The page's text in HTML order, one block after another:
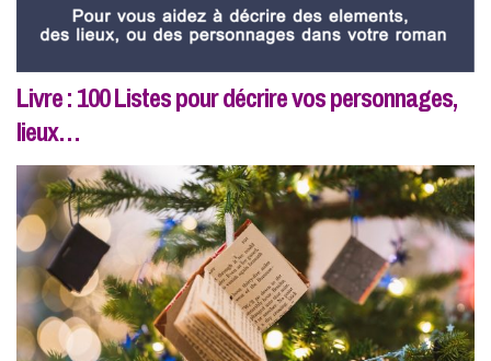
Livre : 100 Listes pour décrire vos personnages,
lieux…